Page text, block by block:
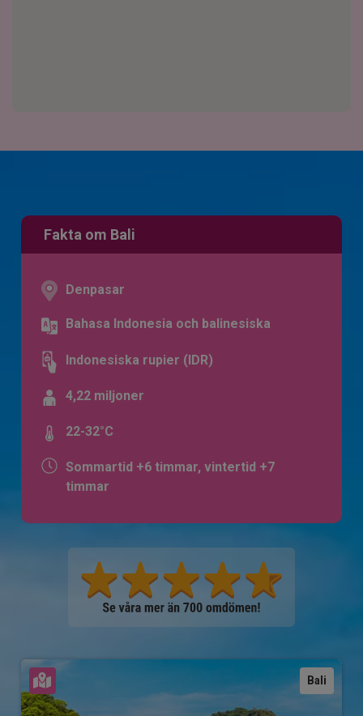
Fakta om Bali
Denpasar
Bahasa Indonesia och balinesiska
Indonesiska rupier (IDR)
4,22 miljoner
22-32°C
Sommartid +6 timmar, vintertid +7
timmar
Bali